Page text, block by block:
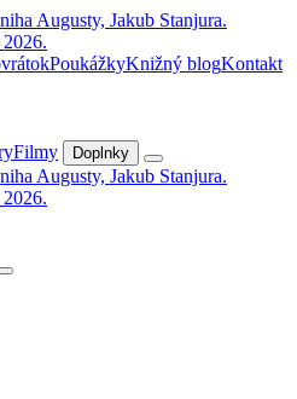
PoukážkyKnižný blogKontakt
Filmy Doplnky